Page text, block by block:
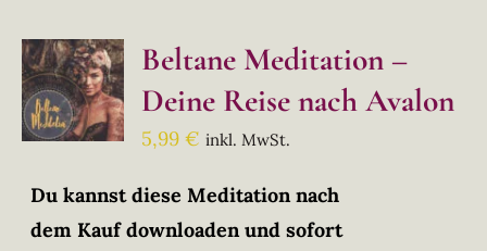
Beltane Meditation –
Deine Reise nach Avalon
5,99€ inkl. MwSt.
Du kannst diese Meditation nach
dem Kauf downloaden und sofort